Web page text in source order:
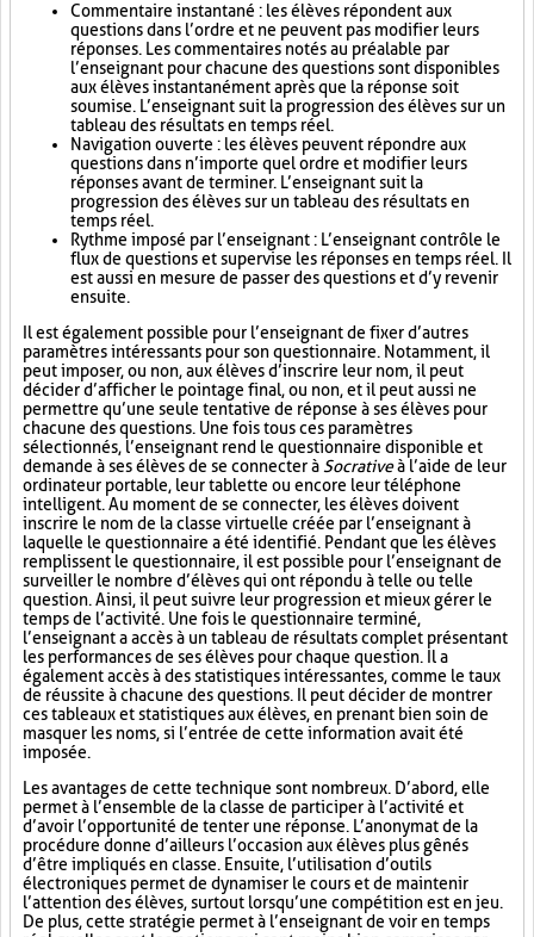
Commentaire instantané : les élèves répondent aux
questions dans l’ordre et ne peuvent pas modifier leurs
réponses. Les commentaires notés au préalable par
l’enseignant pour chacune des questions sont disponibles
aux élèves instantanément après que la réponse soit
soumise. L’enseignant suit la progression des élèves sur un
tableau des résultats en temps réel.
Navigation ouverte : les élèves peuvent répondre aux
questions dans n’importe quel ordre et modifier leurs
réponses avant de terminer. L’enseignant suit la
progression des élèves sur un tableau des résultats en
temps réel.
Rythme imposé par l’enseignant : L’enseignant contrôle le
flux de questions et supervise les réponses en temps réel. Il
est aussi en mesure de passer des questions et d’y revenir
ensuite.
Il est également possible pour l’enseignant de fixer d’autres
paramètres intéressants pour son questionnaire. Notamment, il
peut imposer, ou non, aux élèves d’inscrire leur nom, il peut
décider d’afficher le pointage final, ou non, et il peut aussi ne
permettre qu’une seule tentative de réponse à ses élèves pour
chacune des questions. Une fois tous ces paramètres
sélectionnés, l’enseignant rend le questionnaire disponible et
demande à ses élèves de se connecter à Socrativeà l’aide de leur
ordinateur portable, leur tablette ou encore leur téléphone
intelligent. Au moment de se connecter, les élèves doivent
inscrire le nom de la classe virtuelle créée par l’enseignant à
laquelle le questionnaire a été identifié. Pendant que les élèves
remplissent le questionnaire, il est possible pour l’enseignant de
surveiller le nombre d’élèves qui ont répondu à telle ou telle
question. Ainsi, il peut suivre leur progression et mieux gérer le
temps de l’activité. Une fois le questionnaire terminé,
l’enseignant a accès à un tableau de résultats complet présentant
les performances de ses élèves pour chaque question. Il a
également accès à des statistiques intéressantes, comme le taux
de réussite à chacune des questions. Il peut décider de montrer
ces tableaux et statistiques aux élèves, en prenant bien soin de
masquer les noms, si l’entrée de cette information avait été
imposée.
Les avantages de cette technique sont nombreux. D’abord, elle
permet à l’ensemble de la classe de participer à l’activité et
d’avoir l’opportunité de tenter une réponse. L’anonymat de la
procédure donne d’ailleurs l’occasion aux élèves plus gênés
d’être impliqués en classe. Ensuite, l’utilisation d’outils
électroniques permet de dynamiser le cours et de maintenir
l’attention des élèves, surtout lorsqu’une compétition est en jeu.
De plus, cette stratégie permet à l’enseignant de voir en temps